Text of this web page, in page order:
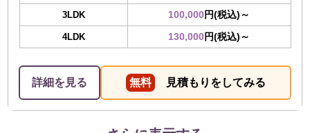
3LDK 100,000円(税込)～
4LDK 130,000円(税込)～
詳細を見る 無料 見積もりをしてみる